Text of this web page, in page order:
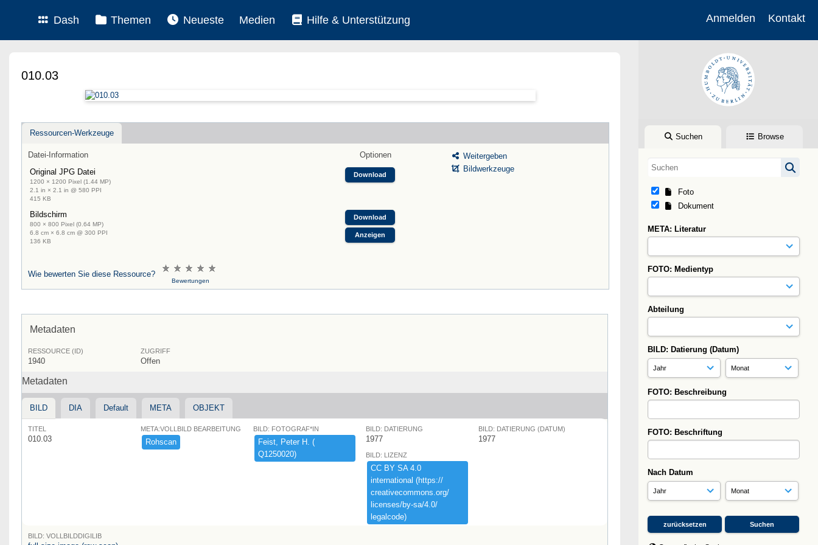
Dash Themen Neueste Medien Hilfe & Unterstützung Anmelden Kontakt
Suchen Browse
Foto
Dokument
META: Literatur
FOTO: Medientyp
Abteilung
BILD: Datierung (Datum)
FOTO: Beschreibung
FOTO: Beschriftung
Nach Datum
010.03
Ressourcen-Werkzeuge
Datei-Information
Optionen
Original JPG Datei
1200 × 1200 Pixel (1.44 MP)
2.1 in × 2.1 in @ 580 PPI
415 KB
Download
Bildschirm
800 × 800 Pixel (0.64 MP)
6.8 cm × 6.8 cm @ 300 PPI
136 KB
Download
Anzeigen
Weitergeben
Bildwerkzeuge
Wie bewerten Sie diese Ressource?
Bewertungen
Metadaten
RESSOURCE (ID)
1940
ZUGRIFF
Offen
Metadaten
BILD DIA Default META OBJEKT
TITEL
010.03
META:VOLLBILD BEARBEITUNG
Rohscan
BILD: FOTOGRAF*IN
Feist,​ ​Peter ​H.​ ​(​
Q1250020)​
BILD: DATIERUNG
1977
BILD: DATIERUNG (DATUM)
1977
BILD: LIZENZ
CC ​BY ​SA ​4.​0 ​
international ​(​https:​/​/​
creativecommons.​org/​
licenses/​by-​sa/​4.​0/​
legalcode)​
BILD: VOLLBILDDIGILIB